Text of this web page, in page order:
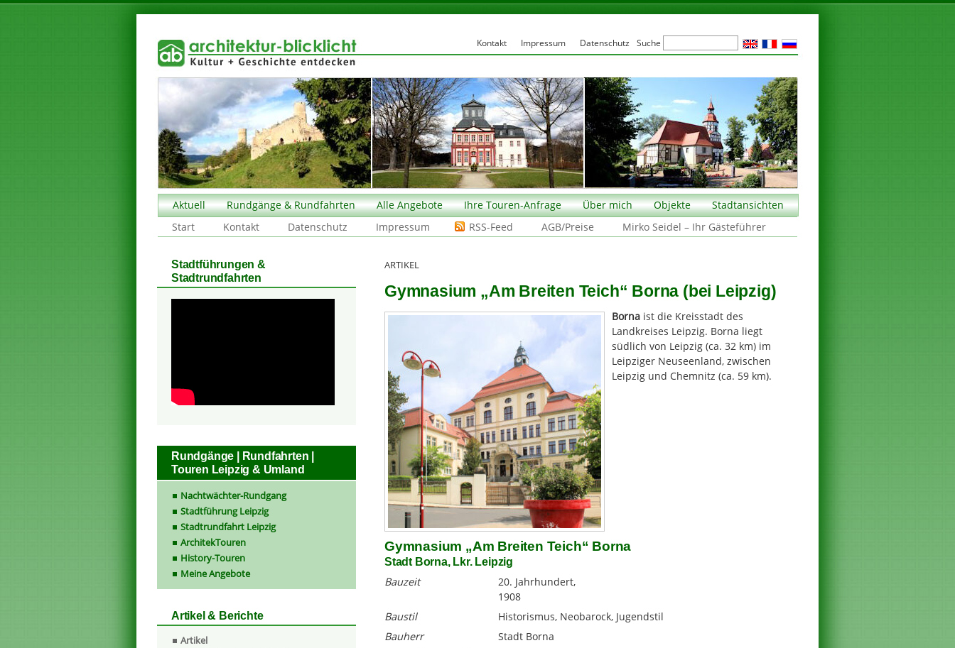
Aktuell Rundgänge & Rundfahrten Alle Angebote Ihre Touren-Anfrage Über mich Objekte
Stadtansichten
Start
Kontakt Datenschutz Impressum RSS-Feed AGB/Preise Mirko Seidel – Ihr Gästeführer
ARTIKEL
Gymnasium „Am Breiten Teich“ Borna (bei Leipzig)
Borna ist die Kreisstadt des
Landkreises Leipzig. Borna liegt
südlich von Leipzig (ca. 32 km) im
Leipziger Neuseenland, zwischen
Leipzig und Chemnitz (ca. 59 km).
Gymnasium „Am Breiten Teich“ Borna
Stadt Borna, Lkr. Leipzig
Bauzeit
20. Jahrhundert,
1908
Baustil
Historismus, Neobarock, Jugendstil
Bauherr
Stadt Borna
Stadtführungen &
Stadtrundfahrten
Rundgänge | Rundfahrten |
Touren Leipzig & Umland
Nachtwächter-Rundgang
Stadtführung Leipzig
Stadtrundfahrt Leipzig
ArchitekTouren
History-Touren
Meine Angebote
Artikel & Berichte
Artikel
Kontakt Impressum Datenschutz Suche